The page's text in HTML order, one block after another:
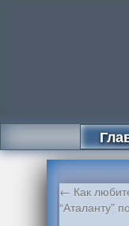
← Как
“Аталанту”